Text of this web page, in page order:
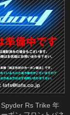
Rs Trike 年